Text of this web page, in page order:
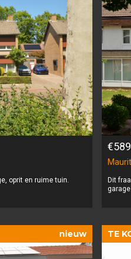
oprit en ruime tuin.
Dit
nieuw TE